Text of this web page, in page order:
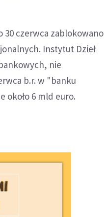
30 czerwca zablokowano
Instytut Dzieł
nie
b.r. w "banku
około 6 mld euro.